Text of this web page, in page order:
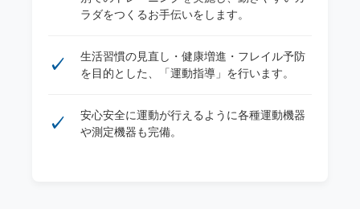
ラダをつくるお手伝いをします。
生活習慣の見直し・健康増進・フレイル予防
を目的とした、「運動指導」を行います。
安心安全に運動が行えるように各種運動機器
や測定機器も完備。